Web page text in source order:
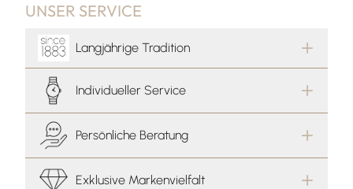
UNSER SERVICE
Langjährige Tradition
Individueller Service
Persönliche Beratung
Exklusive Markenvielfalt